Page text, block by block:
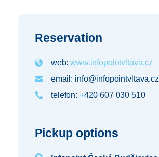
Reservation
web: www.infopointvltava.cz
email: info@infopointvltava.cz
telefon: +420 607 030 510
Pickup options